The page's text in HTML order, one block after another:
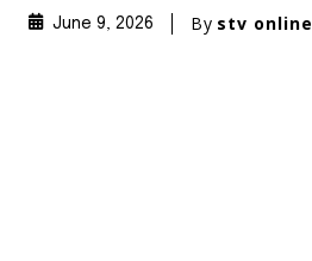
June 9, 2026 By stv online